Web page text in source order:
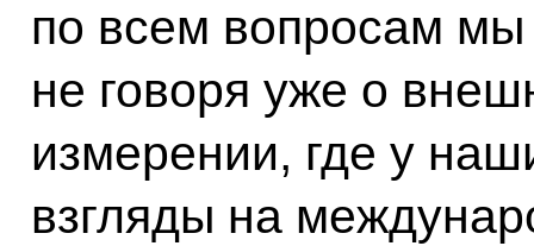
по всем вопросам мы
не говоря уже о
измерении, где у
взгляды на